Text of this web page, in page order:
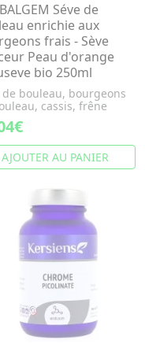
Séve de
enrichie aux
frais - Sève
Peau d'orange
bio 250ml
de bouleau, bourgeons
cassis, frêne
AJOUTER AU PANIER